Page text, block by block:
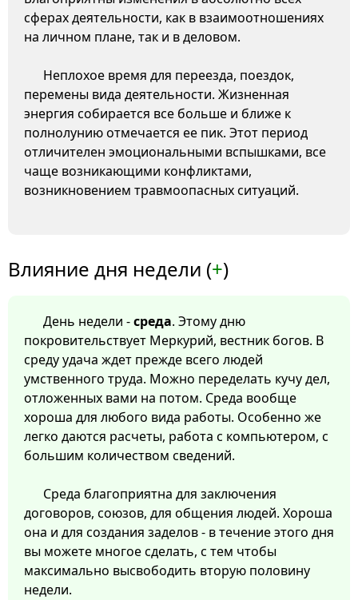
сферах деятельности, как в взаимоотношениях
на личном плане, так и в деловом.
Неплохое время для переезда, поездок,
перемены вида деятельности. Жизненная
энергия собирается все больше и ближе к
полнолунию отмечается ее пик. Этот период
отличителен эмоциональными вспышками, все
чаще возникающими конфликтами,
возникновением травмоопасных ситуаций.
Влияние дня недели (+)
День недели -среда. Этому дню
покровительствует Меркурий, вестник богов. В
среду удача ждет прежде всего людей
умственного труда. Можно переделать кучу дел,
отложенных вами на потом. Среда вообще
хороша для любого вида работы. Особенно же
легко даются расчеты, работа с компьютером, с
большим количеством сведений.
Среда благоприятна для заключения
договоров, союзов, для общения людей. Хороша
она и для создания заделов - в течение этого дня
вы можете многое сделать, с тем чтобы
максимально высвободить вторую половину
недели.